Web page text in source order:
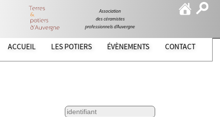
Association
des céramistes
professionnels d’Auvergne
ACCUEIL LES POTIERS ÉVÈNEMENTS CONTACT